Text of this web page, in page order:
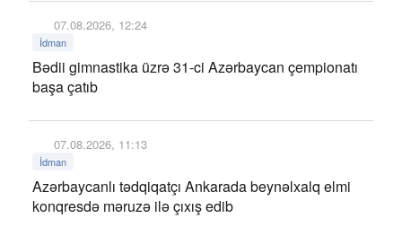
07.08.2026, 12:24
İdman
Bədii gimnastika üzrə 31-ci Azərbaycan çempionatı
başa çatıb
07.08.2026, 11:13
İdman
Azərbaycanlı tədqiqatçı Ankarada beynəlxalq elmi
konqresdə məruzə ilə çıxış edib